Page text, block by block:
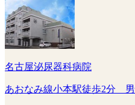
名古屋泌尿器科病院
あおなみ線小本駅徒歩2分